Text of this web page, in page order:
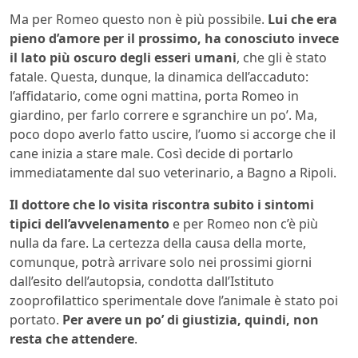
Ma per Romeo questo non è più possibile. Lui che era
pieno d’amore per il prossimo, ha conosciuto invece
il lato più oscuro degli esseri umani, che gli è stato
fatale. Questa, dunque, la dinamica dell’accaduto:
l’affidatario, come ogni mattina, porta Romeo in
giardino, per farlo correre e sgranchire un po’. Ma,
poco dopo averlo fatto uscire, l’uomo si accorge che il
cane inizia a stare male. Così decide di portarlo
immediatamente dal suo veterinario, a Bagno a Ripoli.
Il dottore che lo visita riscontra subito i sintomi
tipici dell’avvelenamento e per Romeo non c’è più
nulla da fare. La certezza della causa della morte,
comunque, potrà arrivare solo nei prossimi giorni
dall’esito dell’autopsia, condotta dall’Istituto
zooprofilattico sperimentale dove l’animale è stato poi
portato. Per avere un po’ di giustizia, quindi, non
resta che attendere.